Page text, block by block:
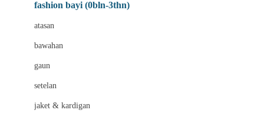
Blooming Marvellous
Bravado
Buds Organics
fashion bayi (0bln-3thn)
atasan
bawahan
gaun
setelan
jaket & kardigan